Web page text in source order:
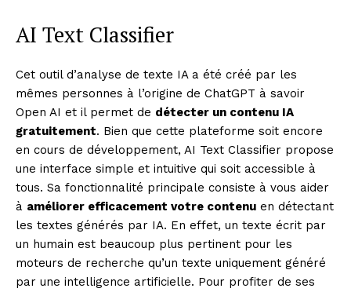
AI Text Classifier
Cet outil d’analyse de texte IA a été créé par les
mêmes personnes à l’origine de ChatGPT à savoir
Open AI et il permet de détecter un contenu IA
gratuitement. Bien que cette plateforme soit encore
en cours de développement, AI Text Classifier propose
une interface simple et intuitive qui soit accessible à
tous. Sa fonctionnalité principale consiste à vous aider
à améliorer efficacement votre contenu en détectant
les textes générés par IA. En effet, un texte écrit par
un humain est beaucoup plus pertinent pour les
moteurs de recherche qu’un texte uniquement généré
par une intelligence artificielle. Pour profiter de ses